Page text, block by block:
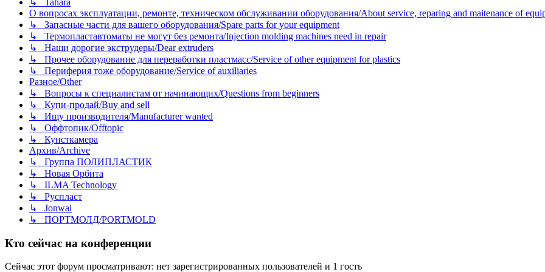
О вопросах эксплуатации, ремонте, техническом обслуживании оборудования/About service, reparing and maitenance of
↳ Запасные части для вашего оборудования/Spare parts for your equipment
↳ Термопластавтоматы не могут без ремонта/Injection molding machines need in repair
↳ Наши дорогие экструдеры/Dear extruders
↳ Прочее оборудование для переработки пластмасс/Service of other equipment for plastics
↳ Периферия тоже оборудование/Service of auxiliaries
Разное/Other
↳ Вопросы к специалистам от начинающих/Questions from beginners
↳ Купи-продай/Buy and sell
↳ Ищу производителя/Manufacturer wanted
↳ Оффтопик/Offtopic
↳ Кунсткамера
Архив/Archive
↳ Группа ПОЛИПЛАСТИК
↳ Новая Орбита
↳ ILMA Technology
↳ Руспласт
↳ Jonwai
↳ ПОРТМОЛД/PORTMOLD
Кто сейчас на конференции
Сейчас этот форум просматривают: нет зарегистрированных пользователей и 1 гость